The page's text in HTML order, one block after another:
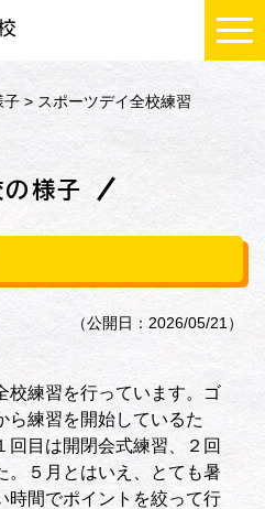
子 > スポーツデイ全校練習
の様子
（公開日：2026/05/21）
校練習を行っています。ゴ
ら練習を開始しているた
回目は開閉会式練習、２回
。５月とはいえ、とても暑
時間でポイントを絞って行